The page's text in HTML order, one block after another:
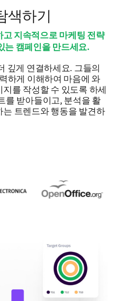
색하기
지속적으로 마케팅 전략
는 캠페인을 만드세요.
깊게 연결하세요. 그들의
하게 이해하여 마음에 와
를 작성할 수 있도록 하세
를 받아들이고, 분석을 활
트렌드와 행동을 발견하